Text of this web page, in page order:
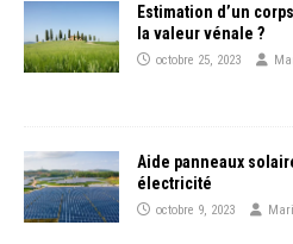
Estimation d’un
la valeur vénale ?
octobre 25, 2023
Aide panneaux
électricité
octobre 9, 2023